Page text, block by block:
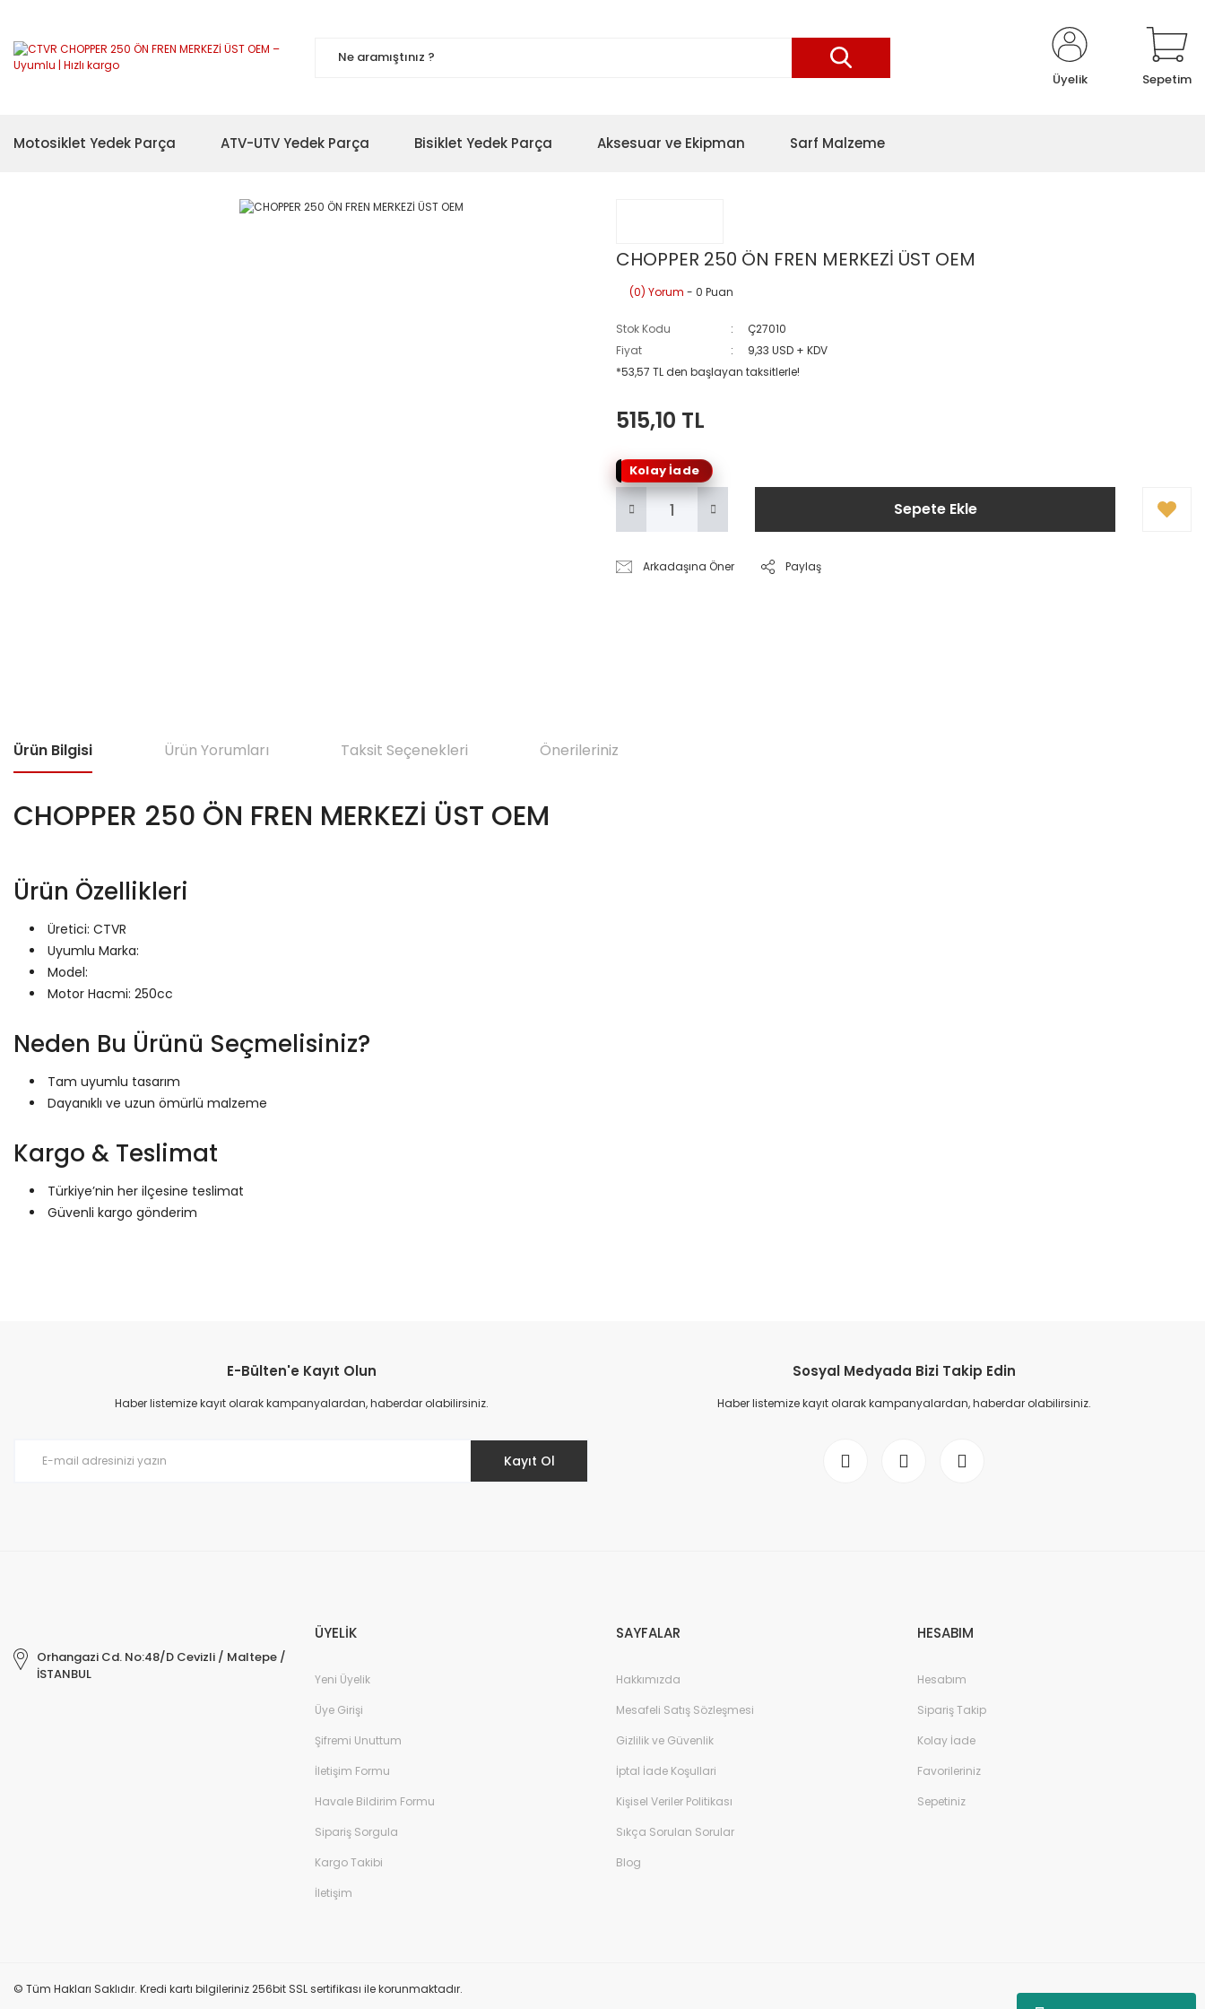
Üyelik Sepetim
Motosiklet Yedek Parça ATV-UTV Yedek Parça Bisiklet Yedek Parça Aksesuar ve Ekipman Sarf Malzeme
CHOPPER 250 ÖN FREN MERKEZİ ÜST OEM
(0) Yorum - 0 Puan
Stok Kodu
Ç27010
Fiyat
9,33 USD + KDV
*53,57 TL den başlayan taksitlerle!
515,10 TL
Kolay İade
Sepete Ekle
Arkadaşına Öner Paylaş
Ürün Bilgisi Ürün Yorumları Taksit Seçenekleri Önerileriniz
CHOPPER 250 ÖN FREN MERKEZİ ÜST OEM
Ürün Özellikleri
Üretici: CTVR
Uyumlu Marka:
Model:
Motor Hacmi: 250cc
Neden Bu Ürünü Seçmelisiniz?
Tam uyumlu tasarım
Dayanıklı ve uzun ömürlü malzeme
Kargo & Teslimat
Türkiye’nin her ilçesine teslimat
Güvenli kargo gönderim
Ürün resmi kalitesiz, bozuk veya görüntülenemiyor.
Ürün açıklamasında eksik bilgiler bulunuyor.
E-Bülten'e Kayıt Olun
Haber listemize kayıt olarak kampanyalardan, haberdar olabilirsiniz.
Kayıt Ol
Sosyal Medyada Bizi Takip Edin
Haber listemize kayıt olarak kampanyalardan, haberdar olabilirsiniz.
Orhangazi Cd. No:48/D Cevizli / Maltepe /
İSTANBUL
ÜYELİK
Yeni Üyelik
Üye Girişi
Şifremi Unuttum
İletişim Formu
Havale Bildirim Formu
Sipariş Sorgula
Kargo Takibi
İletişim
SAYFALAR
Hakkımızda
Mesafeli Satış Sözleşmesi
Gizlilik ve Güvenlik
İptal İade Koşullari
Kişisel Veriler Politikası
Sıkça Sorulan Sorular
Blog
HESABIM
Hesabım
Sipariş Takip
Kolay İade
Favorileriniz
Sepetiniz
© Tüm Hakları Saklıdır. Kredi kartı bilgileriniz 256bit SSL sertifikası ile korunmaktadır.